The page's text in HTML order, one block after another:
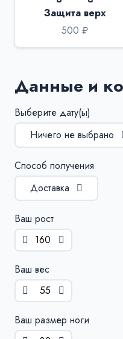
Защита верх
500 ₽
Данные и
Выберите дату(ы)
Ничего не выбрано
Способ получения
Доставка
Ваш рост
Ваш вес
Ваш размер ноги